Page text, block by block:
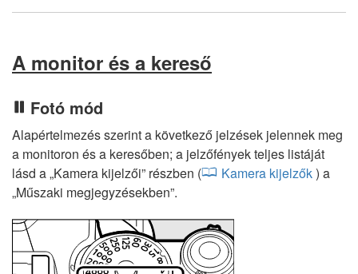
A monitor és a kereső
Fotó mód
Alapértelmezés szerint a következő jelzések jelennek meg
a monitoron és a keresőben; a jelzőfények teljes listáját
lásd a „Kamera kijelzői” részben (
Kamera kijelzők) a
„Műszaki megjegyzésekben”.